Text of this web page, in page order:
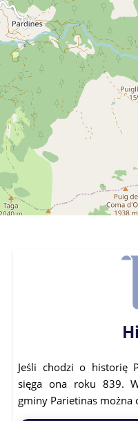
Jeśli chodzi o historię
sięga ona roku 839.
gminy Parietinas można